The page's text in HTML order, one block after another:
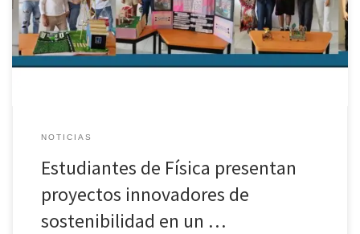
Innovación Tecnológica e Inglés. Durante la jornada, los futuros
docentes expusieron diversas propuestas enfocadas en el
aprovechamiento de energías renovables y el diseño de
soluciones sustentables. Para lograrlo, ellos adoptaron el idioma
NOTICIAS
Estudiantes de Física presentan
proyectos innovadores de
sostenibilidad en un …